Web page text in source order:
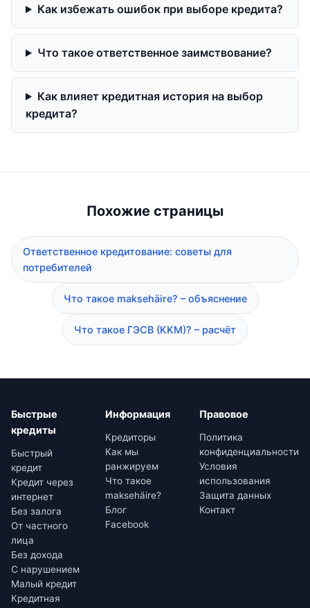
Как избежать ошибок при выборе кредита?
Что такое ответственное заимствование?
Как влияет кредитная история на выбор
кредита?
Похожие страницы
Ответственное кредитование: советы для
потребителей
Что такое maksehäire? – объяснение
Что такое ГЭСВ (KKM)? – расчёт
Быстрые
кредиты
Быстрый
кредит
Кредит через
интернет
Без залога
От частного
лица
Без дохода
С нарушением
Малый кредит
Кредитная
Информация
Кредиторы
Как мы
ранжируем
Что такое
maksehäire?
Блог
Facebook
Правовое
Политика
конфиденциальности
Условия
использования
Защита данных
Контакт